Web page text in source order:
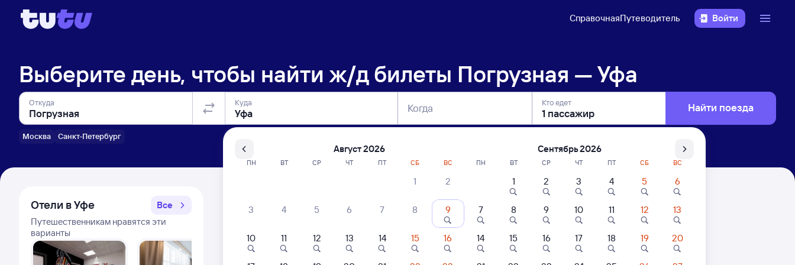
СправочнаяПутеводитель Войти
Выберите день, чтобы найти ж/д билеты Погрузная — Уфа
Откуда
Москва Санкт-Петербург
Куда Когда Кто едет Найти поезда
Отели в Уфе
Все
Путешественникам нравятся эти
варианты
Расписание поездов Погрузная — Уфа
Август 2026
ПН ВТ СР ЧТ ПТ СБ ВС
1 2
3 4 5 6 7 8 9
10 11 12 13 14 15 16
Сентябрь 2026
ПН ВТ СР ЧТ ПТ СБ ВС
1 2 3 4 5 6
7 8 9 10 11 12 13
14 15 16 17 18 19 20